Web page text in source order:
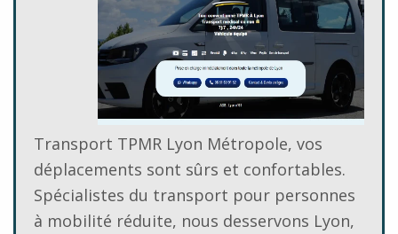
Transport TPMR Lyon Métropole, vos
déplacements sont sûrs et confortables.
Spécialistes du transport pour personnes
à mobilité réduite, nous desservons Lyon,